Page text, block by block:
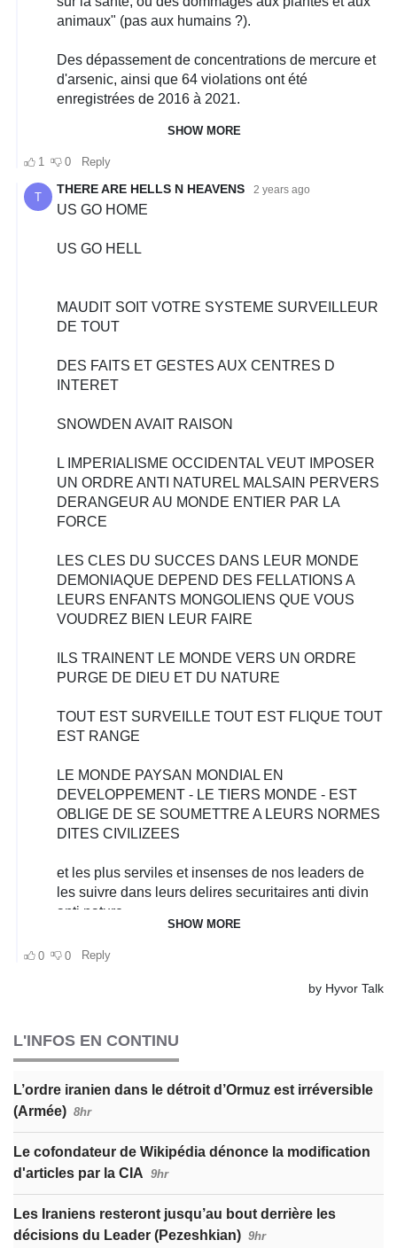
L'INFOS EN CONTINU
L’ordre iranien dans le détroit d’Ormuz est irréversible
(Armée) 8hr
Le cofondateur de Wikipédia dénonce la modification
d'articles par la CIA 9hr
Les Iraniens resteront jusqu’au bout derrière les
décisions du Leader (Pezeshkian) 9hr